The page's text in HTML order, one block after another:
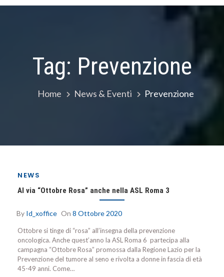
Tag: Prevenzione
Home News & Eventi Prevenzione
NEWS
Al via “Ottobre Rosa” anche nella ASL Roma 3
By Id_xoffice On 8 Ottobre 2020
Ottobre si tinge di “rosa” all’insegna della prevenzione
oncologica. Anche quest’anno la ASL Roma 6 partecipa alla
campagna “Ottobre Rosa” promossa dalla Regione Lazio per la
Prevenzione del tumore al seno e rivolta a donne in fascia di età
45-49 anni. Come…